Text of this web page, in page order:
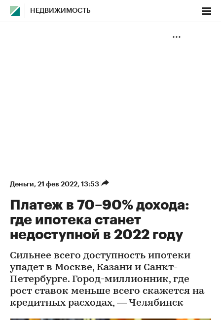
НЕДВИЖИМОСТЬ
Деньги⁠, 21 фев 2022, 13:53
Платеж в 70–90% дохода:
где ипотека станет
недоступной в 2022 году
Сильнее всего доступность ипотеки
упадет в Москве, Казани и Санкт-
Петербурге. Город-миллионник, где
рост ставок меньше всего скажется на
кредитных расходах, — Челябинск